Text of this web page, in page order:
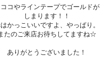
ココやラインテープでゴールドが
しまります！！
かっこいいですよ、やっぱり。
たのご来店お待ちしてますね☆
ありがとうございました！